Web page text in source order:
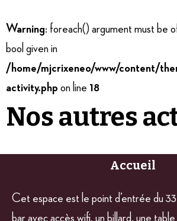
Warning: foreach() argument must be
bool given in
/home/mjcrixeneo/www/content/
activity.php on line 18
Nos autres
Accueil
Cet espace est le point d’entrée du
bar avec accès wifi, un billard, une